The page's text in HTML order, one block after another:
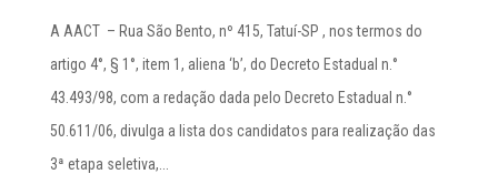
A AACT – Rua São Bento, nº 415, Tatuí-SP , nos termos do
artigo 4°, § 1°, item 1, aliena ‘b’, do Decreto Estadual n.°
43.493/98, com a redação dada pelo Decreto Estadual n.°
50.611/06, divulga a lista dos candidatos para realização das
3ª etapa seletiva,...